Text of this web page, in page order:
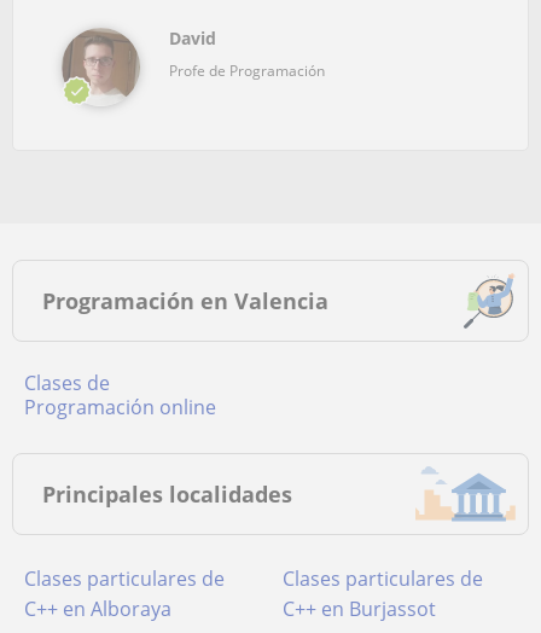
David
Profe de Programación
Programación en Valencia
Clases de
Programación online
Principales localidades
Clases particulares de
C++ en Alboraya
Clases particulares de
C++ en Burjassot